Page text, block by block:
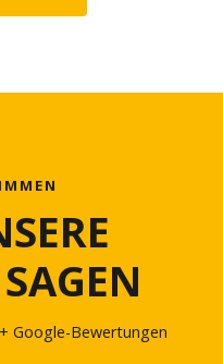
Google-Bewertungen